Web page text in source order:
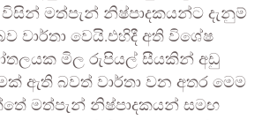
මත්පැන් නිෂ්පාදකයන්ට දැනුම්
වාර්තා වෙයි.එහිදී අති විශේෂ
මිල රුපියල් සීයකින් අඩු
ඇති බවත් වාර්තා වන අතර මෙම
මත්පැන් නිෂ්පාදකයන් සමඟ